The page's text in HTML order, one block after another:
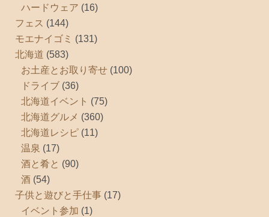
ハードウェア (16)
フェス (144)
モエナイゴミ (131)
北海道 (583)
お土産とお取り寄せ (100)
ドライブ (36)
北海道イベント (75)
北海道グルメ (360)
北海道レシピ (11)
温泉 (17)
酒と肴と (90)
酒 (54)
子供と遊びと手仕事 (17)
イベント参加 (1)